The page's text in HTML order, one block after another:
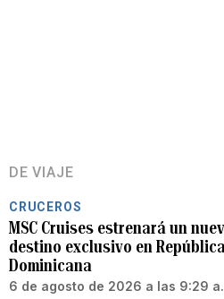
DE VIAJE
CRUCEROS
MSC Cruises estrenará un
destino exclusivo en República
Dominicana
6 de agosto de 2026 a las 9:29